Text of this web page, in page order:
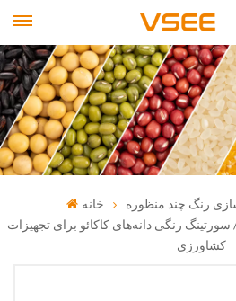
خانه
رنگ چند منظوره
رنگی دانه‌های کاکائو برای تجهیزات
کشاورزی